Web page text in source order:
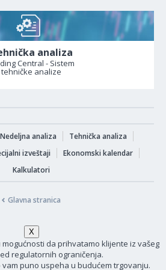
analiza
Central - Sistem
tehničke analize
Nedeljna analiza
Tehnička analiza
izveštaji
Ekonomski kalendar
Kalkulatori
Glavna stranica
da prihvatamo klijente iz vašeg
regulatornih ograničenja.
puno uspeha u budućem trgovanju.